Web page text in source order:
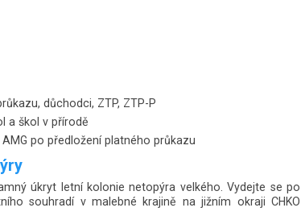
důchodci, ZTP, ZTP-P
a škol v přírodě
po předložení platného průkazu
úkryt letní kolonie netopýra velkého. Vydejte se po
souhradí v malebné krajině na jižním okraji CHKO